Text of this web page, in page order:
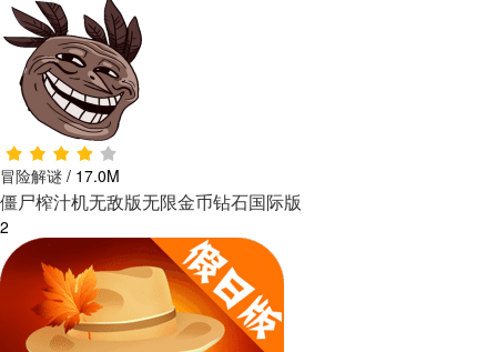
冒险解谜 / 17.0M
僵尸榨汁机无敌版无限金币钻石国际版
2